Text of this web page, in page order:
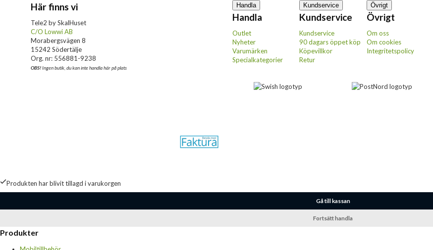
Här finns vi
Tele2 by SkalHuset
C/O Lowwi AB
Morabergsvägen 8
15242 Södertälje
Org. nr: 556881-9238
OBS!Ingen butik, du kan inte handla här på plats
Handla
Handla
Outlet
Nyheter
Varumärken
Specialkategorier
Kundservice
Kundservice
Kundservice
90 dagars öppet köp
Köpevillkor
Retur
Övrigt
Övrigt
Om oss
Om cookies
Integritetspolicy
Produkten har blivit tillagd i varukorgen
Gå till kassan
Fortsätt handla
Produkter